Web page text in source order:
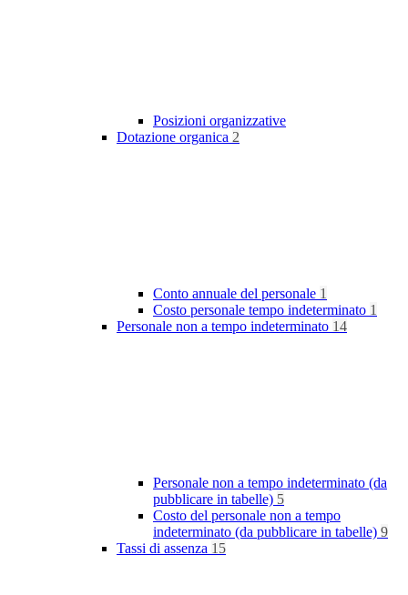
Posizioni organizzative
Dotazione organica 2
Conto annuale del personale 1
Costo personale tempo indeterminato 1
Personale non a tempo indeterminato 14
Personale non a tempo indeterminato (da
pubblicare in tabelle) 5
Costo del personale non a tempo
indeterminato (da pubblicare in tabelle) 9
Tassi di assenza 15